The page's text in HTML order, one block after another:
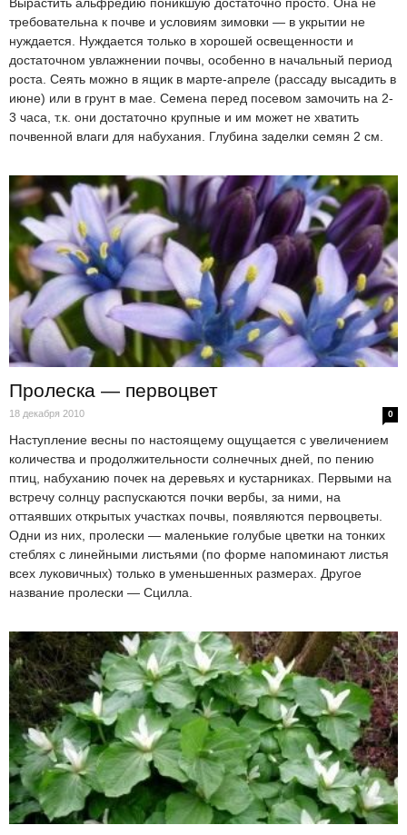
требовательна к почве и условиям зимовки — в укрытии не
нуждается. Нуждается только в хорошей освещенности и
достаточном увлажнении почвы, особенно в начальный период
роста. Сеять можно в ящик в марте-апреле (рассаду высадить в
июне) или в грунт в мае. Семена перед посевом замочить на 2-
3 часа, т.к. они достаточно крупные и им может не хватить
почвенной влаги для набухания. Глубина заделки семян 2 см.
Пролеска — первоцвет
18 декабря 2010 0
Наступление весны по настоящему ощущается с увеличением
количества и продолжительности солнечных дней, по пению
птиц, набуханию почек на деревьях и кустарниках. Первыми на
встречу солнцу распускаются почки вербы, за ними, на
оттаявших открытых участках почвы, появляются первоцветы.
Одни из них, пролески — маленькие голубые цветки на тонких
стеблях с линейными листьями (по форме напоминают листья
всех луковичных) только в уменьшенных размерах. Другое
название пролески — Сцилла.